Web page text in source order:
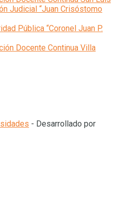
Judicial “Juan Crisóstomo
Pública “Coronel Juan P.
Docente Continua Villa
- Desarrollado por